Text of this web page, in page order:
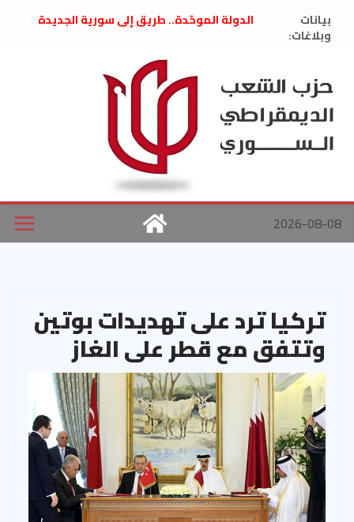
بيانات
وبلاغات:
الدولة الموحّدة.. طريق إلى سورية الجديدة
العام السابق لحزب الاتحاد الاشتراكي العربي
الديمقراطي
بلاغ صادر عن اجتماع اللجنة المركزية نيسان
2026
الحرب الأمريكية الإسرائيلية على نظام الملالي
في إيران .. بيان من حزب الشعب الديمقراطي
السوري
2026-08-08
تركيا ترد على تهديدات بوتين
وتتفق مع قطر على الغاز